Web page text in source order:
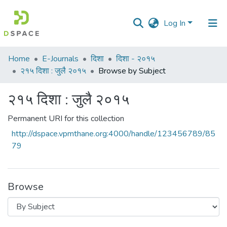
Log In
Communities
&
All of DSpace
Home E-Journals दिशा
दिशा - २०१५
२१५ दिशा : जुलै २०१५
Browse by Subject
२१५ दिशा : जुलै २०१५
Permanent URI for this collection
http://dspace.vpmthane.org:4000/handle/123456789/85
79
Browse